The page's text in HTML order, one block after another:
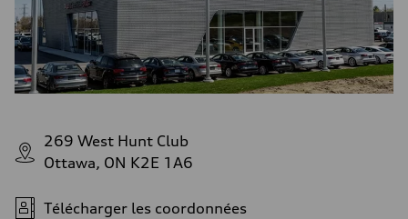
269 West Hunt Club
Ottawa, ON K2E 1A6
Télécharger les coordonnées